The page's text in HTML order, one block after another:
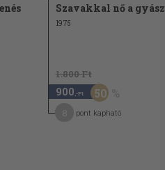
Szavakkal nő a gyász
1975
1.800 Ft
900 ,-Ft 50
pont kapható